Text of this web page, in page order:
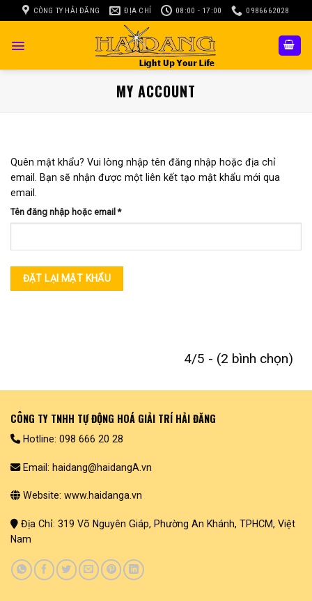
to
CÔNG TY HẢI ĐĂNG ĐỊA CHỈ 08:00 - 17:00 0986662028
MY ACCOUNT
Quên mật khẩu? Vui lòng nhập tên đăng nhập hoặc địa chỉ
email. Bạn sẽ nhận được một liên kết tạo mật khẩu mới qua
email.
Tên đăng nhập hoặc email*Bắt
buộc
ĐẶT LẠI MẬT KHẨU
4/5 - (2 bình chọn)
CÔNG TY TNHH TỰ ĐỘNG HOÁ GIẢI TRÍ HẢI ĐĂNG
Hotline: 098 666 20 28
Email: haidang@haidangA.vn
Website: www.haidanga.vn
Địa Chỉ: 319 Võ Nguyên Giáp, Phường An Khánh, TPHCM, Việt
Nam